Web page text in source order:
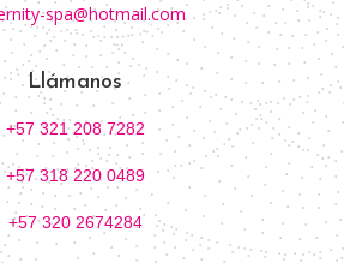
spa@hotmail.com
Llámanos
+57 321 208 7282
+57 318 220 0489
+57 320 2674284